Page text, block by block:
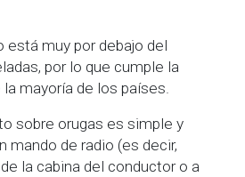
está muy por debajo del
por lo que cumple la
mayoría de los países.
sobre orugas es simple y
mando de radio (es decir,
la cabina del conductor o a